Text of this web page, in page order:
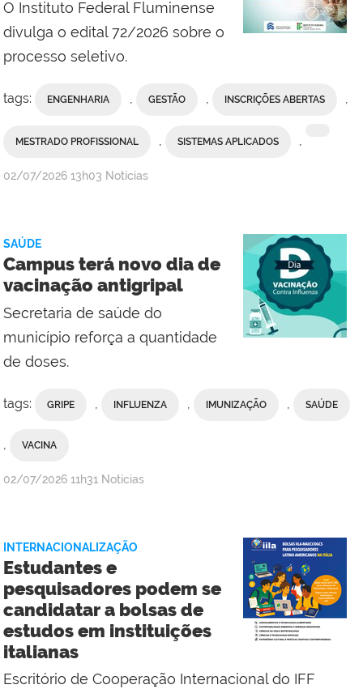
do
Campus
O Instituto Federal Fluminense
divulga o edital 72/2026 sobre o
processo seletivo.
tags: ENGENHARIA , GESTÃO , INSCRIÇÕES ABERTAS ,
MESTRADO PROFISSIONAL , SISTEMAS APLICADOS ,
por
do
Campus
Campos
Centro
publicado
02/07/2026 13h03 Notícias
SAÚDE
Campus terá novo dia de
vacinação antigripal
Secretaria de saúde do
município reforça a quantidade
de doses.
tags: GRIPE INFLUENZA IMUNIZAÇÃO SAÚDE
VACINA
por
Social
do
Campus
Campos
Centro
publicado
02/07/2026 11h31 Notícias
INTERNACIONALIZAÇÃO
Estudantes e
pesquisadores podem se
candidatar a bolsas de
estudos em instituições
italianas
Escritório de Cooperação Internacional do IFF